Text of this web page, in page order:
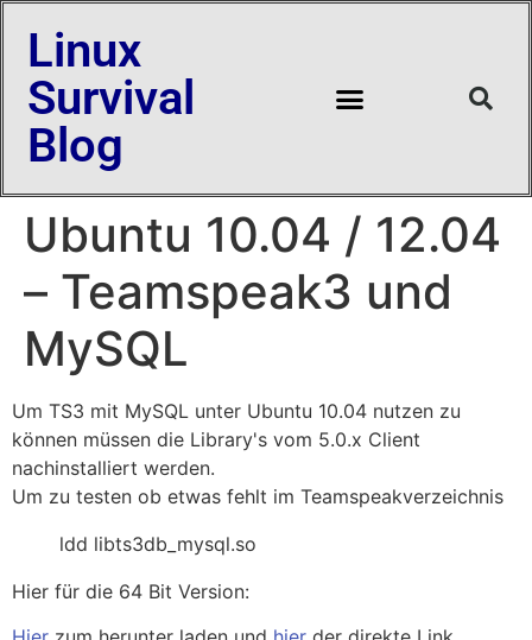
Linux
Survival
Blog
Ubuntu 10.04 / 12.04
– Teamspeak3 und
MySQL
Um TS3 mit MySQL unter Ubuntu 10.04 nutzen zu
können müssen die Library's vom 5.0.x Client
nachinstalliert werden.
Um zu testen ob etwas fehlt im Teamspeakverzeichnis
ldd libts3db_mysql.so
Hier für die 64 Bit Version: